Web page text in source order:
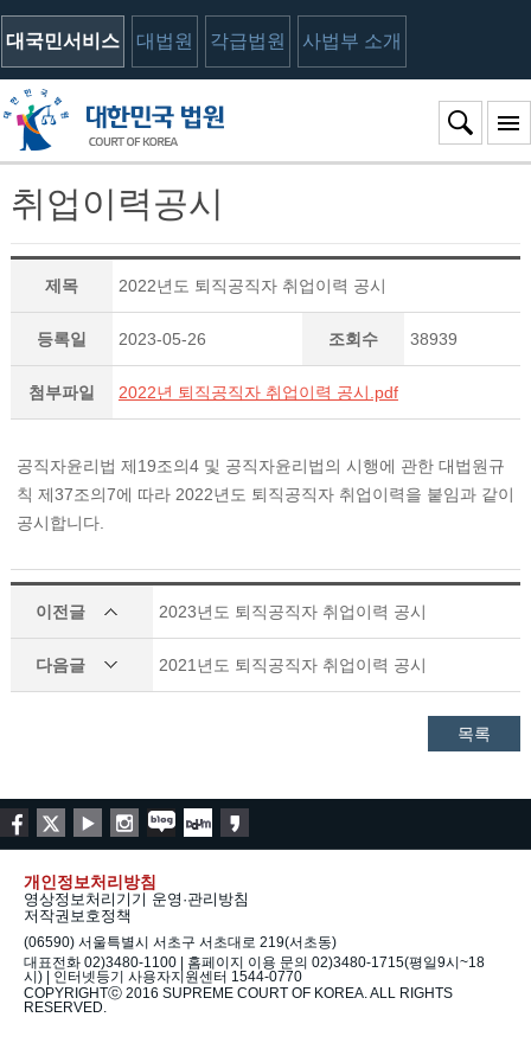
대국민서비스 대법원 각급법원 사법부 소개
취업이력공시
제목 2022년도 퇴직공직자 취업이력 공시
등록일 2023-05-26 조회수 38939
첨부파일 2022년 퇴직공직자 취업이력 공시.pdf
공직자윤리법 제19조의4 및 공직자윤리법의 시행에 관한 대법원규
칙 제37조의7에 따라 2022년도 퇴직공직자 취업이력을 붙임과 같이
공시합니다.
이전글 2023년도 퇴직공직자 취업이력 공시
다음글 2021년도 퇴직공직자 취업이력 공시
목록
개인정보처리방침
영상정보처리기기 운영·관리방침
저작권보호정책
(06590) 서울특별시 서초구 서초대로 219(서초동)
대표전화 02)3480-1100 | 홈페이지 이용 문의 02)3480-1715(평일9시~18
시) | 인터넷등기 사용자지원센터 1544-0770
COPYRIGHTⓒ 2016 SUPREME COURT OF KOREA. ALL RIGHTS
RESERVED.